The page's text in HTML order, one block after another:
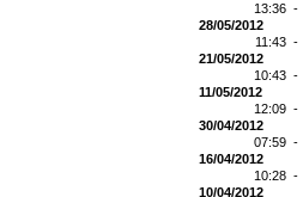
13:36 -
28/05/2012
11:43 -
21/05/2012
10:43 -
11/05/2012
12:09 -
30/04/2012
07:59 -
16/04/2012
10:28 -
10/04/2012